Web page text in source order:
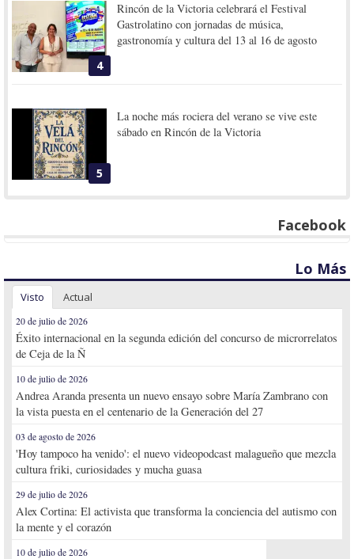
4
Rincón de la Victoria celebrará el Festival
Gastrolatino con jornadas de música,
gastronomía y cultura del 13 al 16 de agosto
5
La noche más rociera del verano se vive este
sábado en Rincón de la Victoria
Facebook
Lo Más
Visto Actual
20 de julio de 2026
Éxito internacional en la segunda edición del concurso de microrrelatos
de Ceja de la Ñ
10 de julio de 2026
Andrea Aranda presenta un nuevo ensayo sobre María Zambrano con
la vista puesta en el centenario de la Generación del 27
03 de agosto de 2026
'Hoy tampoco ha venido': el nuevo videopodcast malagueño que mezcla
cultura friki, curiosidades y mucha guasa
29 de julio de 2026
Alex Cortina: El activista que transforma la conciencia del autismo con
la mente y el corazón
10 de julio de 2026